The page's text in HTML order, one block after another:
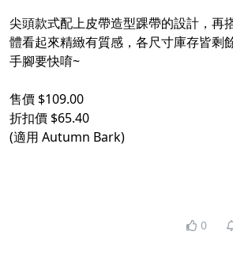
尖頭款式配上皮帶造型踝帶的設計，再
體看起來精緻有質感，各尺寸庫存皆剩
手腳要快唷~
售價 $109.00
折扣價 $65.40
(適用 Autumn Bark)
0